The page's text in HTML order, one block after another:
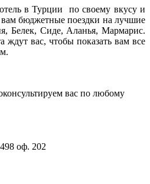
в Турции по своему вкусу и
бюджетные поездки на лучшие
Белек, Сиде, Аланья, Мармарис.
ждут вас, чтобы показать вам все
вас по любому
оф. 202